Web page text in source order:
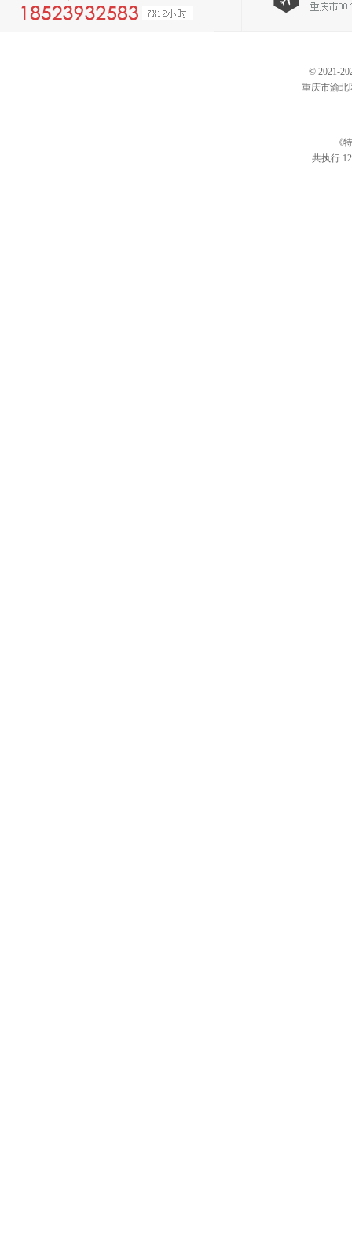
© 2021-
重庆市渝北
《
共执行